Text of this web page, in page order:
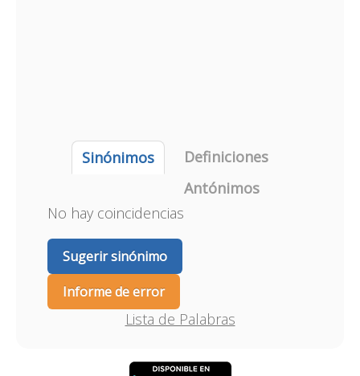
Sinónimos
Definiciones
Antónimos
No hay coincidencias
Sugerir sinónimo
Informe de error
Lista de Palabras